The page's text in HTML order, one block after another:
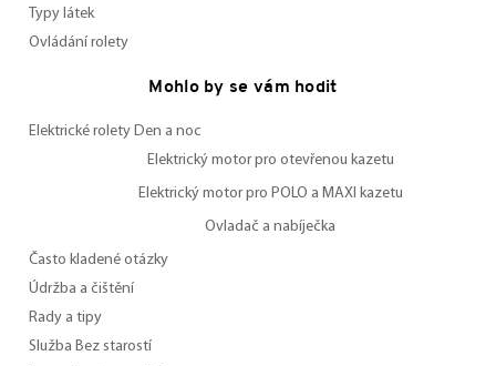
Typy látek
Ovládání rolety
Mohlo by se vám hodit
Elektrické rolety Den a noc
Elektrický motor pro otevřenou kazetu
Elektrický motor pro POLO a MAXI kazetu
Ovladač a nabíječka
Často kladené otázky
Údržba a čištění
Rady a tipy
Služba Bez starostí